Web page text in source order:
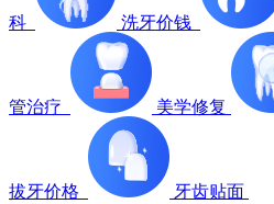
科 洗牙价钱
管治疗 美学修复
拔牙价格
牙齿贴面